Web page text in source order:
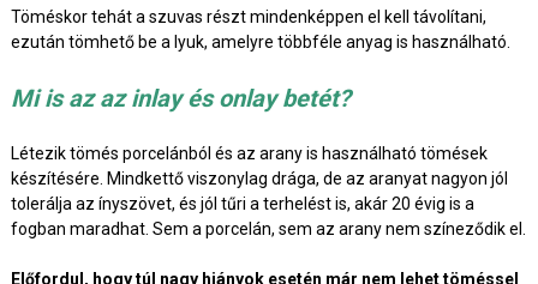
Töméskor tehát a szuvas részt mindenképpen el kell távolítani,
ezután tömhető be a lyuk, amelyre többféle anyag is használható.
Mi is az az inlay és onlay betét?
Létezik tömés porcelánból és az arany is használható tömések
készítésére. Mindkettő viszonylag drága, de az aranyat nagyon jól
tolerálja az ínyszövet, és jól tűri a terhelést is, akár 20 évig is a
fogban maradhat. Sem a porcelán, sem az arany nem színeződik el.
Előfordul, hogy túl nagy hiányok esetén már nem lehet töméssel